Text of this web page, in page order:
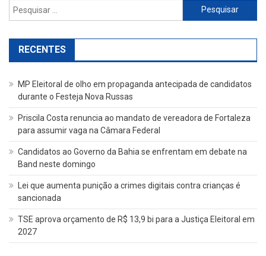
Pesquisar
por:
RECENTES
MP Eleitoral de olho em propaganda antecipada de candidatos
durante o Festeja Nova Russas
Priscila Costa renuncia ao mandato de vereadora de Fortaleza
para assumir vaga na Câmara Federal
Candidatos ao Governo da Bahia se enfrentam em debate na
Band neste domingo
Lei que aumenta punição a crimes digitais contra crianças é
sancionada
TSE aprova orçamento de R$ 13,9 bi para a Justiça Eleitoral em
2027